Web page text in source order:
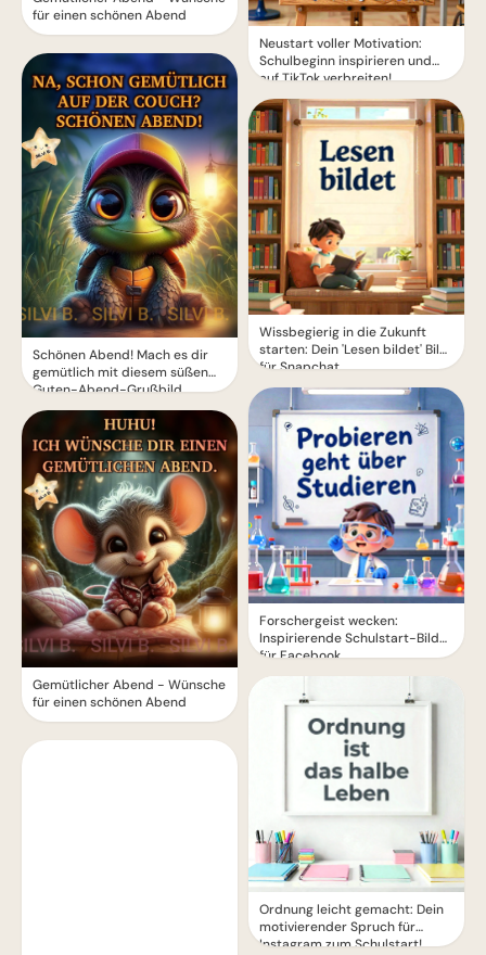
für einen schönen Abend
Schönen Abend! Mach es dir
gemütlich mit diesem süßen
Guten-Abend-Grußbild
Gemütlicher Abend - Wünsche
für einen schönen Abend
Neustart voller Motivation:
Schulbeginn inspirieren und
auf TikTok verbreiten!
Wissbegierig in die Zukunft
starten: Dein 'Lesen bildet' Bild
für Snapchat
Forschergeist wecken:
Inspirierende Schulstart-Bilder
für Facebook
Ordnung leicht gemacht: Dein
motivierender Spruch für
Instagram zum Schulstart!